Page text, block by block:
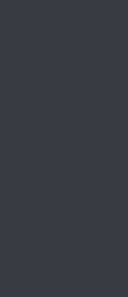
de autor.
CMS NO